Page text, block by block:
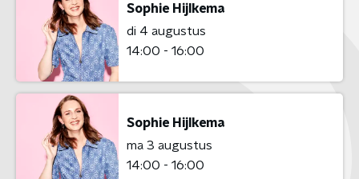
Sophie Hijlkema
di 4 augustus
14:00 - 16:00
Sophie Hijlkema
ma 3 augustus
14:00 - 16:00